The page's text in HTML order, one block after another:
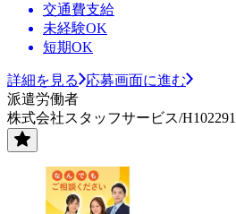
交通費支給
未経験OK
短期OK
詳細を見る
応募画面に進む
派遣労働者
株式会社スタッフサービス/